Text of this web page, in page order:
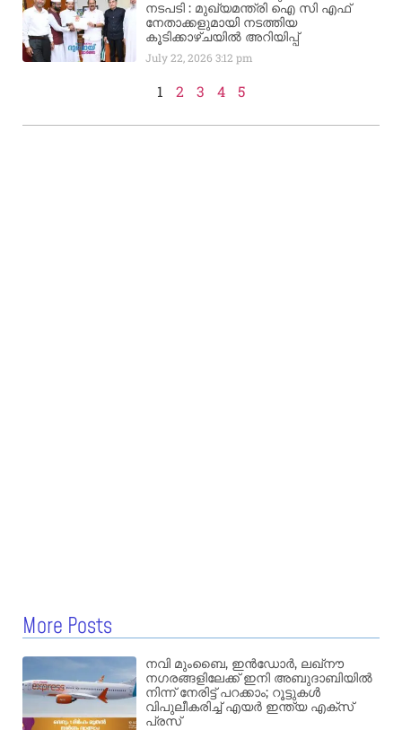
നടപടി : മുഖ്യമന്ത്രി ഐ സി എഫ്
നേതാക്കളുമായി നടത്തിയ
കൂടിക്കാഴ്ചയിൽ അറിയിപ്പ്
July 22, 20263:12 pm
1 2 3 4 5
More Posts
നവി മുംബൈ, ഇൻഡോർ, ലഖ്നൗ
നഗരങ്ങളിലേക്ക് ഇനി അബുദാബിയിൽ
നിന്ന് നേരിട്ട് പറക്കാം; റൂട്ടുകൾ
വിപുലീകരിച്ച് എയർ ഇന്ത്യ എക്സ്
പ്രസ്